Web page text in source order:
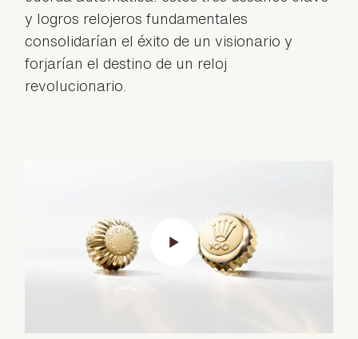
y logros relojeros fundamentales
consolidarían el éxito de un visionario y
forjarían el destino de un reloj
revolucionario.